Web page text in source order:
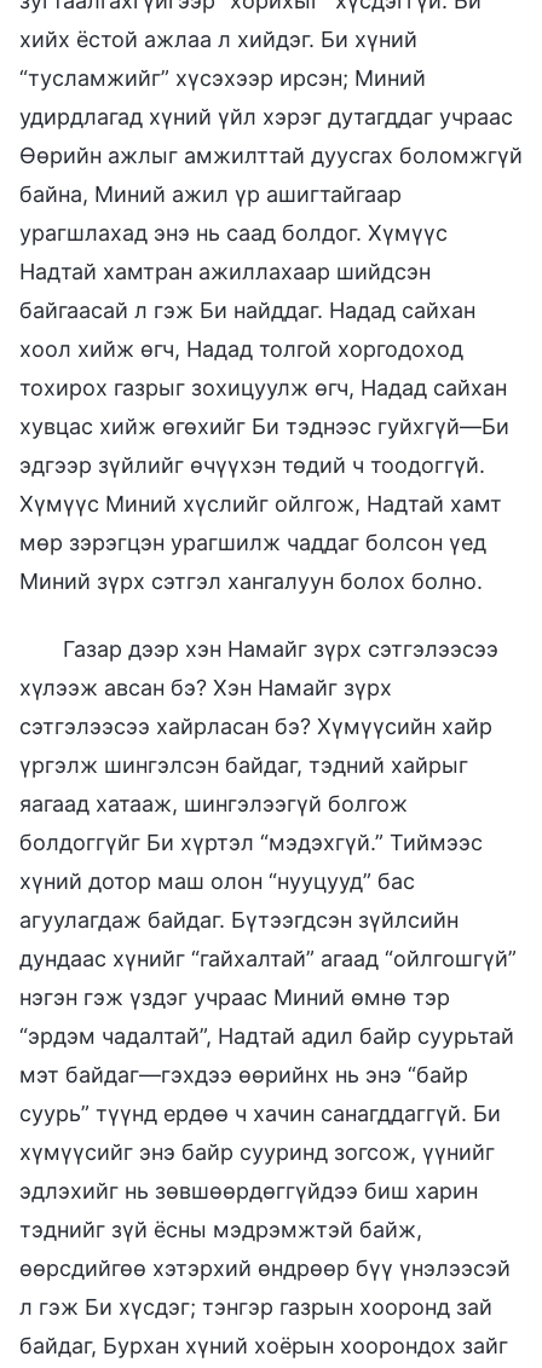
хийх ёстой ажлаа л хийдэг. Би хүний
“тусламжийг” хүсэхээр ирсэн; Миний
удирдлагад хүний үйл хэрэг дутагддаг учраас
Өөрийн ажлыг амжилттай дуусгах боломжгүй
байна, Миний ажил үр ашигтайгаар
урагшлахад энэ нь саад болдог. Хүмүүс
Надтай хамтран ажиллахаар шийдсэн
байгаасай л гэж Би найддаг. Надад сайхан
хоол хийж өгч, Надад толгой хоргодоход
тохирох газрыг зохицуулж өгч, Надад сайхан
хувцас хийж өгөхийг Би тэднээс гуйхгүй—Би
эдгээр зүйлийг өчүүхэн төдий ч тоодоггүй.
Хүмүүс Миний хүслийг ойлгож, Надтай хамт
мөр зэрэгцэн урагшилж чаддаг болсон үед
Миний зүрх сэтгэл хангалуун болох болно.
Газар дээр хэн Намайг зүрх сэтгэлээсээ
хүлээж авсан бэ? Хэн Намайг зүрх
сэтгэлээсээ хайрласан бэ? Хүмүүсийн хайр
үргэлж шингэлсэн байдаг, тэдний хайрыг
яагаад хатааж, шингэлээгүй болгож
болдоггүйг Би хүртэл “мэдэхгүй.” Тиймээс
хүний дотор маш олон “нууцууд” бас
агуулагдаж байдаг. Бүтээгдсэн зүйлсийн
дундаас хүнийг “гайхалтай” агаад “ойлгошгүй”
нэгэн гэж үздэг учраас Миний өмнө тэр
“эрдэм чадалтай”, Надтай адил байр суурьтай
мэт байдаг—гэхдээ өөрийнх нь энэ “байр
суурь” түүнд ердөө ч хачин санагддаггүй. Би
хүмүүсийг энэ байр сууринд зогсож, үүнийг
эдлэхийг нь зөвшөөрдөггүйдээ биш харин
тэднийг зүй ёсны мэдрэмжтэй байж,
өөрсдийгөө хэтэрхий өндрөөр бүү үнэлээсэй
л гэж Би хүсдэг; тэнгэр газрын хооронд зай
байдаг, Бурхан хүний хоёрын хоорондох зайг